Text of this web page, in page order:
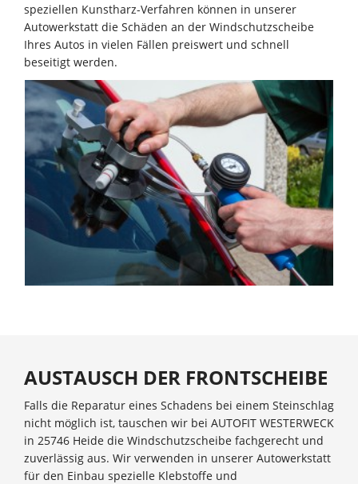
speziellen Kunstharz-Verfahren können in unserer
Autowerkstatt die Schäden an der Windschutzscheibe
Ihres Autos in vielen Fällen preiswert und schnell
beseitigt werden.
AUSTAUSCH DER FRONTSCHEIBE
Falls die Reparatur eines Schadens bei einem Steinschlag
nicht möglich ist, tauschen wir bei AUTOFIT WESTERWECK
in 25746 Heide die Windschutzscheibe fachgerecht und
zuverlässig aus. Wir verwenden in unserer Autowerkstatt
für den Einbau spezielle Klebstoffe und